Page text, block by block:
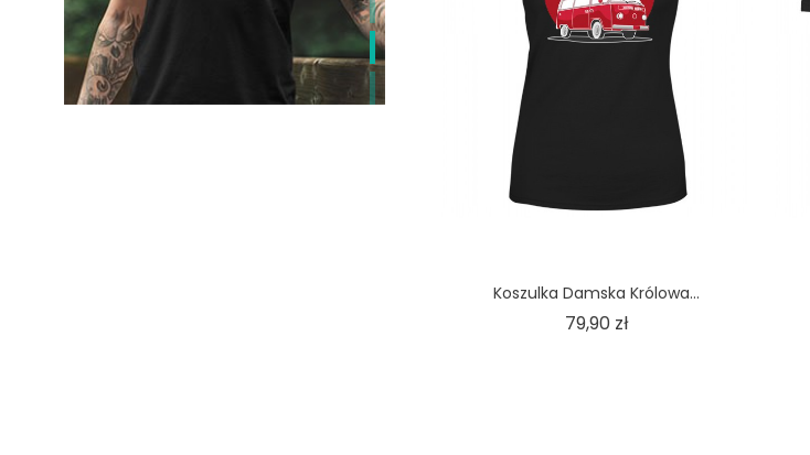
Koszulka Damska Królowa...
79,90 złCena